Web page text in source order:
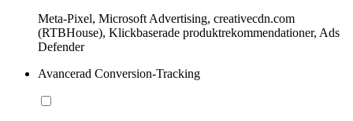
Meta-Pixel, Microsoft Advertising, creativecdn.com
(RTBHouse), Klickbaserade produktrekommendationer, Ads
Defender
Avancerad Conversion-Tracking